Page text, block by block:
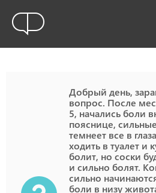
Добрый день,
вопрос. После
5, начались боли
пояснице,
темнеет все в
ходить в туалет и
болит, но соски
и сильно болят.
сильно
боли в низу